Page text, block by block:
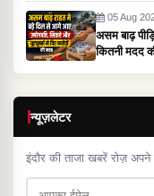
05 Aug
असम बाढ़
कितनी मदद
न्यूज़लेटर
इंदौर की ताजा खबरें रोज़